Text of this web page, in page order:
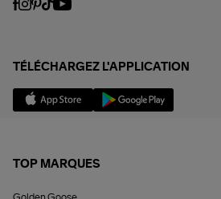
TÉLÉCHARGEZ L'APPLICATION
TOP MARQUES